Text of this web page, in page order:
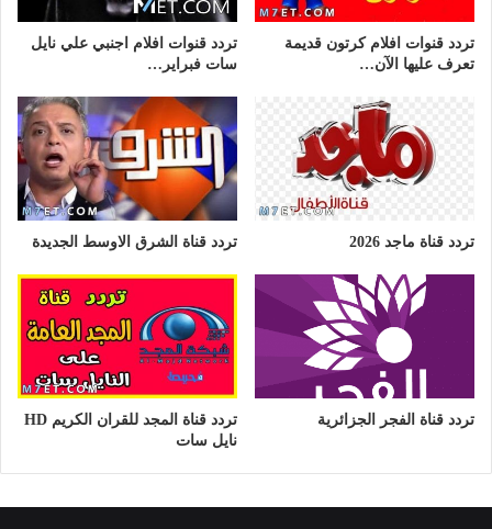
تردد قنوات افلام كرتون قديمة
تعرف عليها الآن…
تردد قنوات افلام اجنبي علي نايل
سات فبراير…
تردد قناة ماجد 2026 تردد قناة الشرق الاوسط الجديدة
تردد قناة الفجر الجزائرية
تردد قناة المجد للقران الكريم HD
نايل سات